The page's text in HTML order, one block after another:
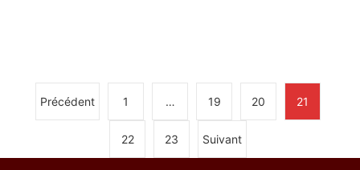
Précédent 1 … 19 20 21
22 23 Suivant